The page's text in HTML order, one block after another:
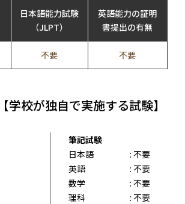
日本語能力試験
（JLPT）
英語能力の証明
書提出の有無
不要 不要
学校が独自で実施する試験】
筆記試験
日本語
: 不要
英語
: 不要
数学
: 不要
理科
: 不要